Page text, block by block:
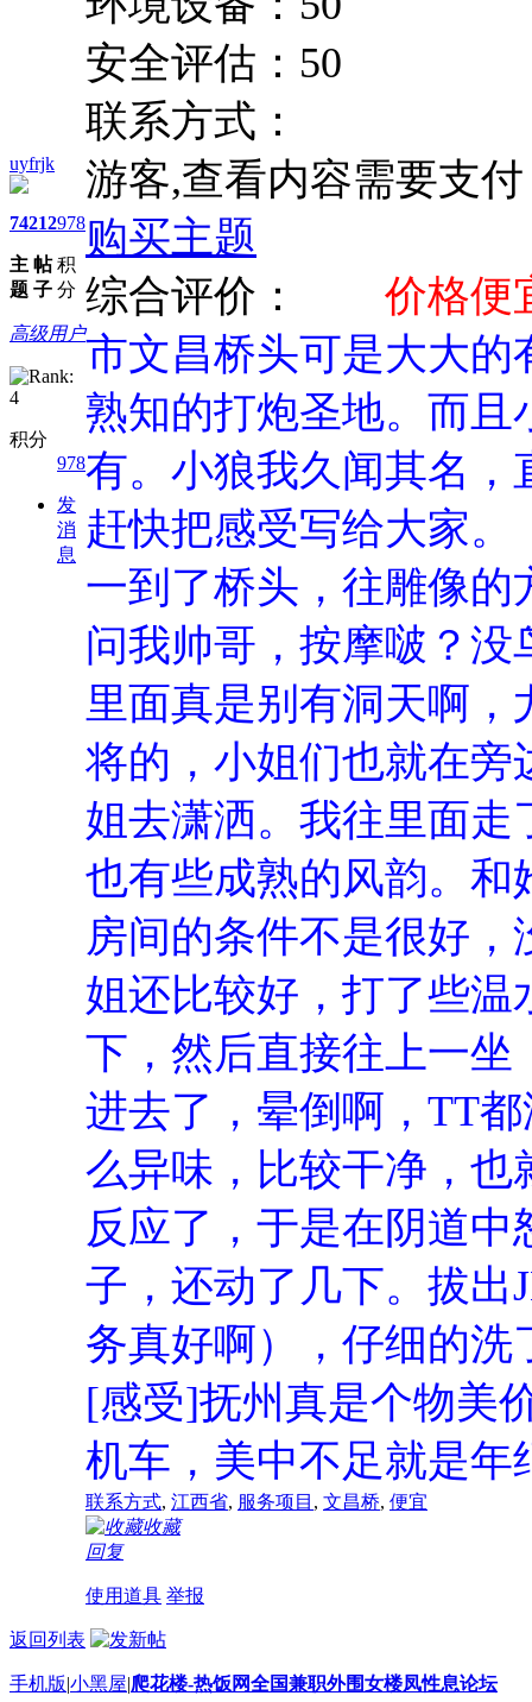
uyfrjk
74
主
题
212
帖
子
978
积
分
高级用户
积分
978
发
消
息
安全评估：50
联系方式：
游客,查看内容需要支
购买主题
综合评价： 价格便
市文昌桥头可是大大的
熟知的打炮圣地。而且
有。小狼我久闻其名，
赶快把感受写给大家。
一到了桥头，往雕像
问我帅哥，按摩啵？
里面真是别有洞天啊
将的，小姐们也就在旁
姐去潇洒。我往里面
也有些成熟的风韵。和
房间的条件不是很好
姐还比较好，打了些温
下，然后直接往上一坐
进去了，晕倒啊，TT
么异味，比较干净，也
反应了，于是在阴道
子，还动了几下。拔出
务真好啊），仔细的洗
[感受]抚州真是个物美
机车，美中不足就是年
联系方式, 江西省, 服务项目 , 文昌桥, 便宜
收藏
回复
使用道具 举报
返回列表
手机版|小黑屋|爬花楼-热饭网全国兼职外围女楼凤性息论坛